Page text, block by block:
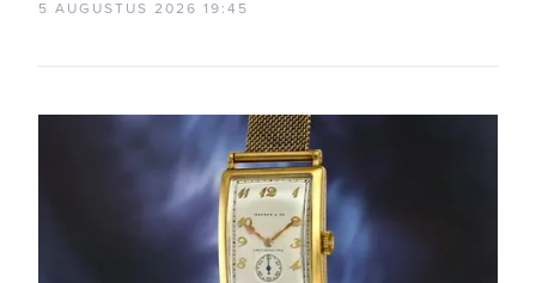
5 AUGUSTUS 2026 19:45